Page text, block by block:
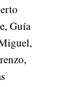
Guía